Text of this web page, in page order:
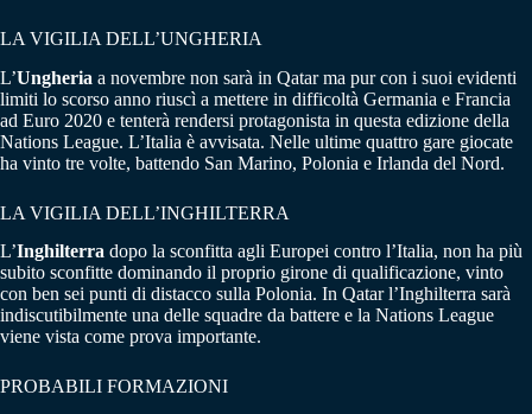
LA VIGILIA DELL’UNGHERIA
L’Ungheria a novembre non sarà in Qatar ma pur con i suoi evidenti
limiti lo scorso anno riuscì a mettere in difficoltà Germania e Francia
ad Euro 2020 e tenterà rendersi protagonista in questa edizione della
Nations League. L’Italia è avvisata. Nelle ultime quattro gare giocate
ha vinto tre volte, battendo San Marino, Polonia e Irlanda del Nord.
LA VIGILIA DELL’INGHILTERRA
L’Inghilterra dopo la sconfitta agli Europei contro l’Italia, non ha più
subito sconfitte dominando il proprio girone di qualificazione, vinto
con ben sei punti di distacco sulla Polonia. In Qatar l’Inghilterra sarà
indiscutibilmente una delle squadre da battere e la Nations League
viene vista come prova importante.
PROBABILI FORMAZIONI